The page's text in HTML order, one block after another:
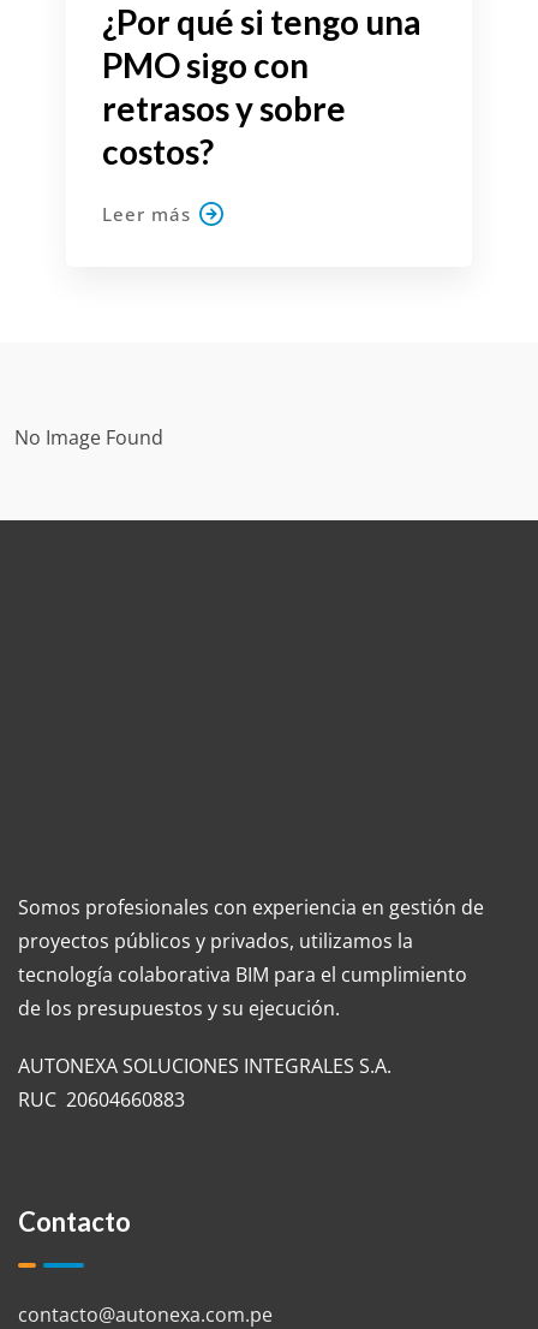
¿Por qué si tengo una
PMO sigo con
retrasos y sobre
costos?
Leer más
No Image Found
Somos profesionales con experiencia en gestión de
proyectos públicos y privados, utilizamos la
tecnología colaborativa BIM para el cumplimiento
de los presupuestos y su ejecución.
AUTONEXA SOLUCIONES INTEGRALES S.A.
RUC 20604660883
Contacto
contacto@autonexa.com.pe